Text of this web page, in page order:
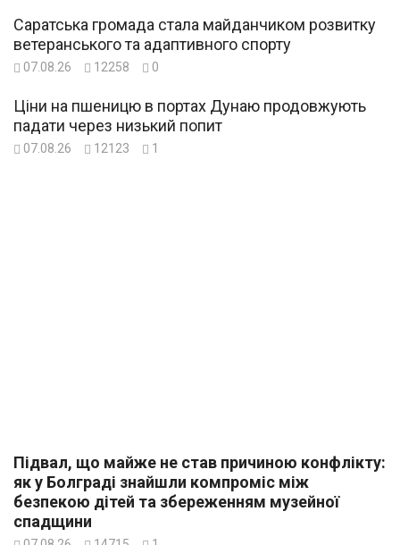
Саратська громада стала майданчиком розвитку
ветеранського та адаптивного спорту
07.08.26 12258 0
Ціни на пшеницю в портах Дунаю продовжують
падати через низький попит
07.08.26 12123 1
Підвал, що майже не став причиною конфлікту:
як у Болграді знайшли компроміс між
безпекою дітей та збереженням музейної
спадщини